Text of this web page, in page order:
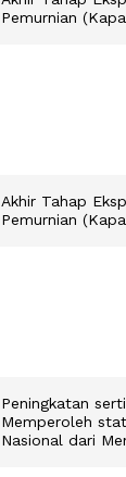
Pemurnian
Akhir Tahap
Pemurnian
Peningkatan
Memperoleh
Nasional dari